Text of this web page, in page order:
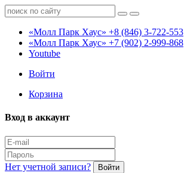
«Молл Парк Хаус» +8 (846) 3-722-553
«Молл Парк Хаус» +7 (902) 2-999-868
Youtube
Войти
Корзина
Вход в аккаунт
Нет учетной записи? Войти